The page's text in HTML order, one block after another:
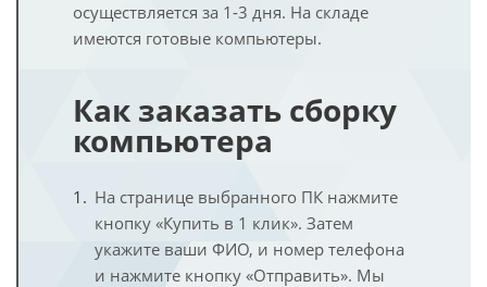
осуществляется за 1-3 дня. На складе
имеются готовые компьютеры.
Как заказать сборку
компьютера
На странице выбранного ПК нажмите
кнопку «Купить в 1 клик». Затем
укажите ваши ФИО, и номер телефона
и нажмите кнопку «Отправить». Мы